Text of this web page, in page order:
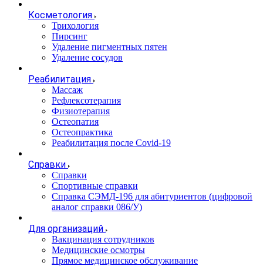
Косметология
Трихология
Пирсинг
Удаление пигментных пятен
Удаление сосудов
Реабилитация
Массаж
Рефлексотерапия
Физиотерапия
Остеопатия
Остеопрактика
Реабилитация после Covid-19
Справки
Справки
Спортивные справки
Справка СЭМД‑196 для абитуриентов (цифровой
аналог справки 086/У)
Для организаций
Вакцинация сотрудников
Медицинские осмотры
Прямое медицинское обслуживание